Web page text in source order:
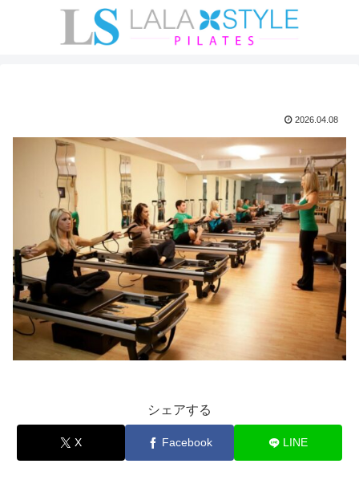
2026.04.08
シェアする
X Facebook LINE